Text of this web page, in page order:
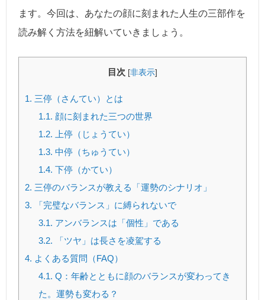
ます。今回は、あなたの顔に刻まれた人生の三部作を
読み解く方法を紐解いていきましょう。
目次 [非表示]
1. 三停（さんてい）とは
1.1. 顔に刻まれた三つの世界
1.2. 上停（じょうてい）
1.3. 中停（ちゅうてい）
1.4. 下停（かてい）
2. 三停のバランスが教える「運勢のシナリオ」
3. 「完璧なバランス」に縛られないで
3.1. アンバランスは「個性」である
3.2. 「ツヤ」は長さを凌駕する
4. よくある質問（FAQ）
4.1. Q：年齢とともに顔のバランスが変わってき
た。運勢も変わる？